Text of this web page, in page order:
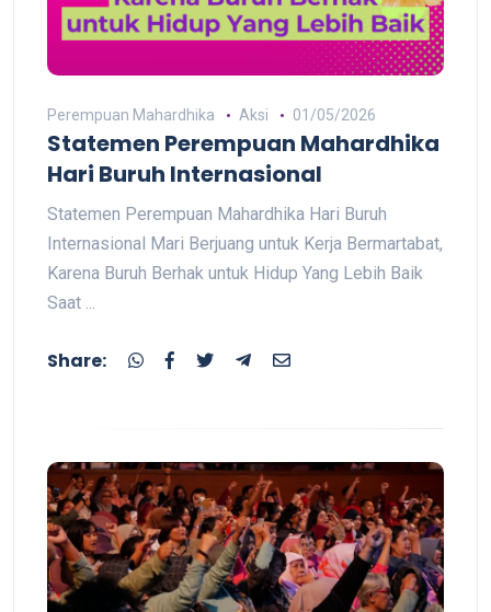
Perempuan Mahardhika Aksi 01/05/2026
Statemen Perempuan Mahardhika
Hari Buruh Internasional
Statemen Perempuan Mahardhika Hari Buruh
Internasional Mari Berjuang untuk Kerja Bermartabat,
Karena Buruh Berhak untuk Hidup Yang Lebih Baik
Saat ...
Share: